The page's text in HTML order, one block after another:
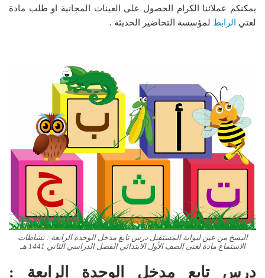
يمكنكم عملائنا الكرام الحصول على العينات المجانية او طلب مادة
لغتي
الرابط لمؤسسة التحاضير الحديثة .
النسخ من عين لبوابة المستقبل درس تابع مدخل الوحدة الرابعة : نشاطات
الاستماع مادة لغتى الصف الأول الابتدائي الفصل الدراسي الثاني 1441 هـ
درس تابع مدخل الوحدة الرابعة :